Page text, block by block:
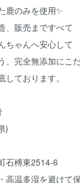
鹿のみを使用✨
、販売まですべて
ちゃんへ安心して
、完全無添加にこ
ております。
)
石榑東2514-6
高温多湿を避けて